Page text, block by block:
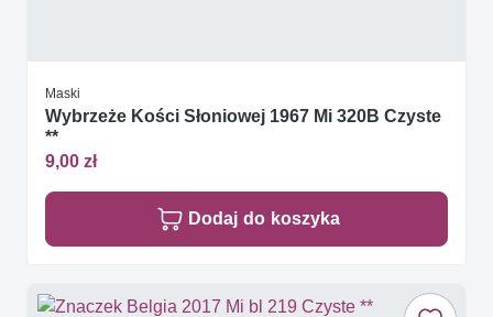
Maski
Wybrzeże Kości Słoniowej 1967 Mi 320B Czyste
**
9,00 zł
Dodaj do koszyka